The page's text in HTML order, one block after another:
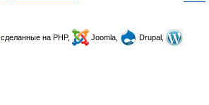
, сделанные на PHP, Joomla,
Drupal,